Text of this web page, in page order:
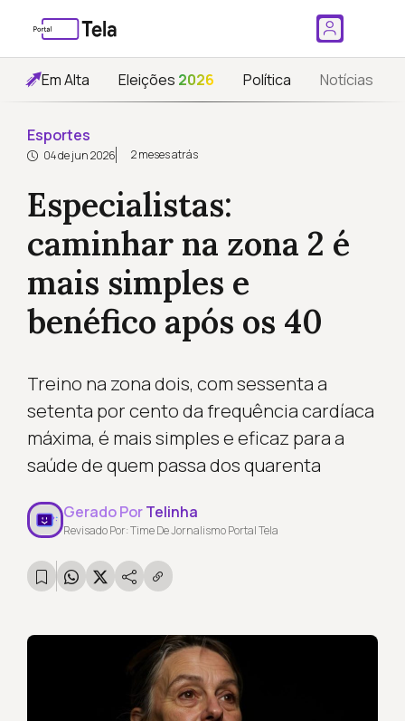
Em Alta Eleições 2026 Política Notícias
Esportes
04 de jun 2026 2 meses atrás
Especialistas:
caminhar na zona 2 é
mais simples e
benéfico após os 40
Treino na zona dois, com sessenta a
setenta por cento da frequência cardíaca
máxima, é mais simples e eficaz para a
saúde de quem passa dos quarenta
Gerado PorTelinha
Revisado Por: Time De Jornalismo Portal Tela